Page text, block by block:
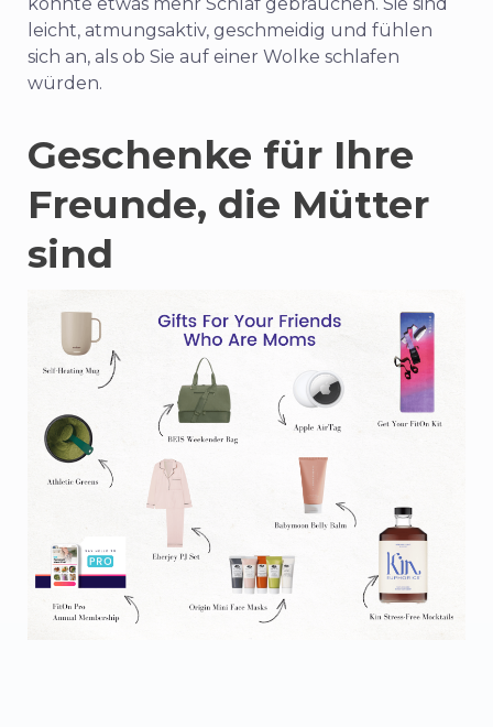
leicht, atmungsaktiv, geschmeidig und fühlen
sich an, als ob Sie auf einer Wolke schlafen
würden.
Geschenke für Ihre
Freunde, die Mütter
sind